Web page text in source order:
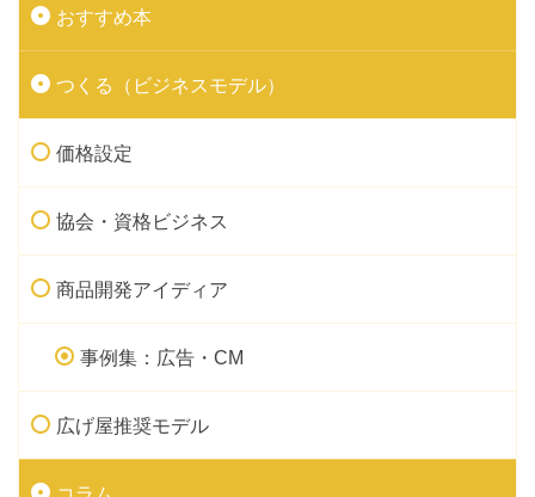
おすすめ本
つくる（ビジネスモデル）
価格設定
協会・資格ビジネス
商品開発アイディア
事例集：広告・CM
広げ屋推奨モデル